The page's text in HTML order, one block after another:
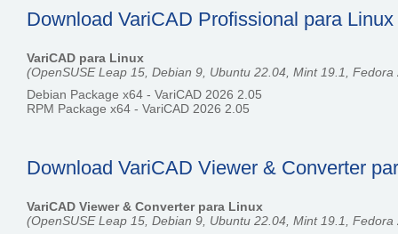
Download VariCAD Profissional para
VariCAD para Linux
(OpenSUSE Leap 15, Debian 9, Ubuntu 22.04, Mint 19.1, Fedora
Debian Package x64 - VariCAD 2026 2.05
RPM Package x64 - VariCAD 2026 2.05
Download VariCAD Viewer & Converter
VariCAD Viewer & Converter para Linux
(OpenSUSE Leap 15, Debian 9, Ubuntu 22.04, Mint 19.1, Fedora